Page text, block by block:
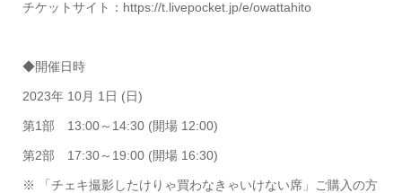
チケットサイト：https://t.livepocket.jp/e/owattahito
◆開催日時
2023年 10月 1日 (日)
第1部 13:00～14:30 (開場 12:00)
第2部 17:30～19:00 (開場 16:30)
※ 「チェキ撮影したけりゃ買わなきゃいけない席」ご購入の方